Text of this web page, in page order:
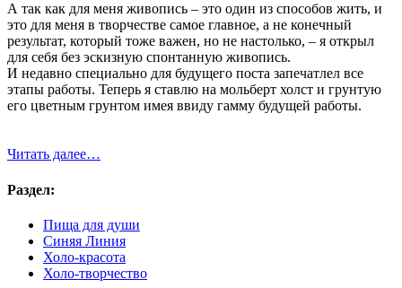
А так как для меня живопись – это один из способов жить, и
это для меня в творчестве самое главное, а не конечный
результат, который тоже важен, но не настолько, – я открыл
для себя без эскизную спонтанную живопись.
И недавно специально для будущего поста запечатлел все
этапы работы. Теперь я ставлю на мольберт холст и грунтую
его цветным грунтом имея ввиду гамму будущей работы.
Читать далее…
Раздел:
Пища для души
Синяя Линия
Холо-красота
Холо-творчество